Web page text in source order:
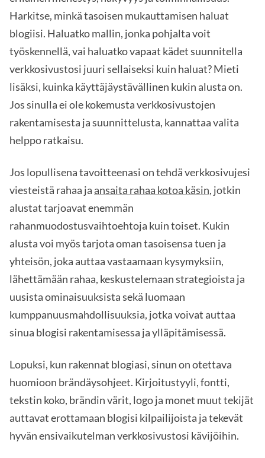
Harkitse, minkä tasoisen mukauttamisen haluat
blogiisi. Haluatko mallin, jonka pohjalta voit
työskennellä, vai haluatko vapaat kädet suunnitella
verkkosivustosi juuri sellaiseksi kuin haluat? Mieti
lisäksi, kuinka käyttäjäystävällinen kukin alusta on.
Jos sinulla ei ole kokemusta verkkosivustojen
rakentamisesta ja suunnittelusta, kannattaa valita
helppo ratkaisu.
Jos lopullisena tavoitteenasi on tehdä verkkosivujesi
viesteistä rahaa ja ansaita rahaa kotoa käsin, jotkin
alustat tarjoavat enemmän
rahanmuodostusvaihtoehtoja kuin toiset. Kukin
alusta voi myös tarjota oman tasoisensa tuen ja
yhteisön, joka auttaa vastaamaan kysymyksiin,
lähettämään rahaa, keskustelemaan strategioista ja
uusista ominaisuuksista sekä luomaan
kumppanuusmahdollisuuksia, jotka voivat auttaa
sinua blogisi rakentamisessa ja ylläpitämisessä.
Lopuksi, kun rakennat blogiasi, sinun on otettava
huomioon brändäysohjeet. Kirjoitustyyli, fontti,
tekstin koko, brändin värit, logo ja monet muut tekijät
auttavat erottamaan blogisi kilpailijoista ja tekevät
hyvän ensivaikutelman verkkosivustosi kävijöihin.